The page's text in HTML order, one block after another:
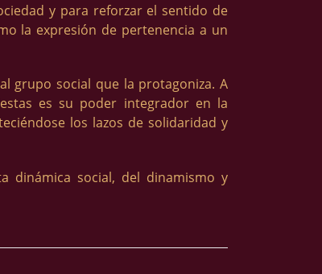
y para reforzar el sentido de
la expresión de pertenencia a un
grupo social que la protagoniza. A
es su poder integrador en la
los lazos de solidaridad y
dinámica social, del dinamismo y